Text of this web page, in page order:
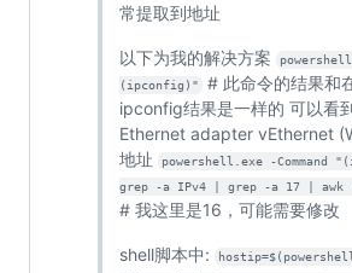
常提取到地址
以下为我的解决方案
(ipconfig)"
# 此命令的结果和
ipconfig结果是一样的 可以看
Ethernet adapter vEthernet
地址
powershell.exe -
grep -a IPv4 | grep -a 17 |
# 我这里是16，可能需要修改
shell脚本中: